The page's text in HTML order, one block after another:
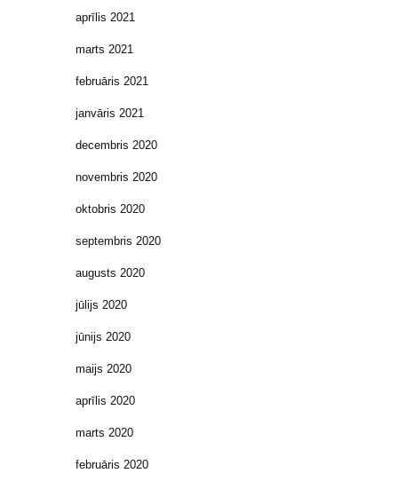
aprīlis 2021
marts 2021
februāris 2021
janvāris 2021
decembris 2020
novembris 2020
oktobris 2020
septembris 2020
augusts 2020
jūlijs 2020
jūnijs 2020
maijs 2020
aprīlis 2020
marts 2020
februāris 2020